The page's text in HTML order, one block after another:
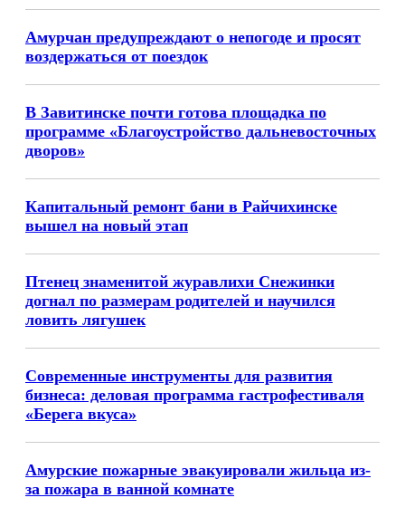
Амурчан предупреждают о непогоде и просят
воздержаться от поездок
В Завитинске почти готова площадка по
программе «Благоустройство дальневосточных
дворов»
Капитальный ремонт бани в Райчихинске
вышел на новый этап
Птенец знаменитой журавлихи Снежинки
догнал по размерам родителей и научился
ловить лягушек
Современные инструменты для развития
бизнеса: деловая программа гастрофестиваля
«Берега вкуса»
Амурские пожарные эвакуировали жильца из-
за пожара в ванной комнате